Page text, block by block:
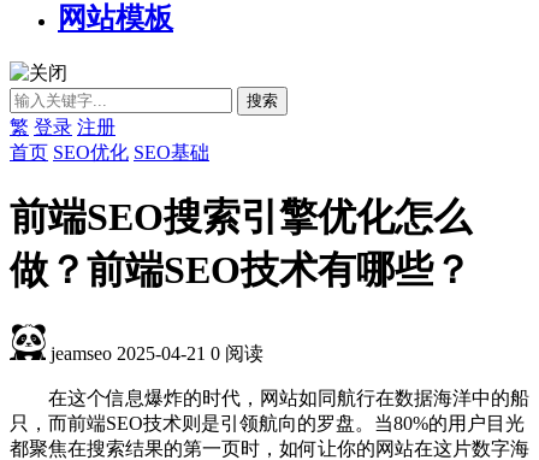
网站模板
繁 登录 注册
首页 SEO优化 SEO基础
前端SEO搜索引擎优化怎么
做？前端SEO技术有哪些？
jeamseo 2025-04-21 0 阅读
在这个信息爆炸的时代，网站如同航行在数据海洋中的船
只，而前端SEO技术则是引领航向的罗盘。当80%的用户目光
都聚焦在搜索结果的第一页时，如何让你的网站在这片数字海